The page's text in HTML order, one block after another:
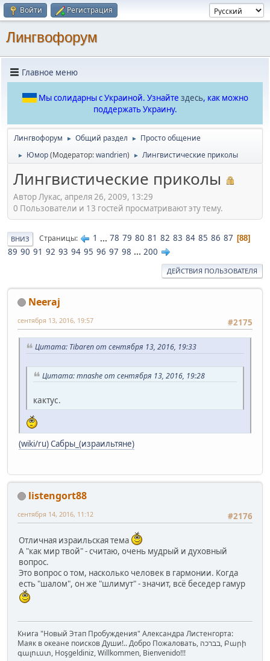
Войти Регистрация
Лингвофорум
Главное меню
Мы солидарны с Украиной. Узнайте здесь, как можно
поддержать Украину.
Лингвофорум ► Общий раздел ► Просто общение
► Юмор(Модератор:wandrien) ► Лингвистические приколы
Лингвистические приколы
Автор Лукас, апреля 26, 2009, 13:29
0 Пользователи и 13 гостей просматривают эту тему.
ВНИЗ Страницы 1 ... 78 79 80 81 82 83 84 85 86 87 88
89 90 91 92 93 94 95 96 97 98 ... 200
ДЕЙСТВИЯ ПОЛЬЗОВАТЕЛЯ
Neeraj
#2175
сентября 13, 2016, 19:57
Цитата: Tibaren от сентября 13, 2016, 19:33
Цитата: mnashe от сентября 13, 2016, 19:28
кактус.
(wiki/ru) Сабры_(израильтяне)
listengort88
#2176
сентября 14, 2016, 11:12
Отличная израильская тема
А "как мир твой" - считаю, очень мудрый и духовный
вопрос.
Это вопрос о том, насколько человек в гармонии. Когда
есть "шалом", он же "шлимут" - значит, всё беседер гамур
Книга "Новый Этап Пробуждения" Александра Листенгорта:
Маяк в океане поисков Души!.. Добро Пожаловать, בברכה, Բարի
գալուստ, Hoşgeldiniz, Willkommen, Bienvenido!!!